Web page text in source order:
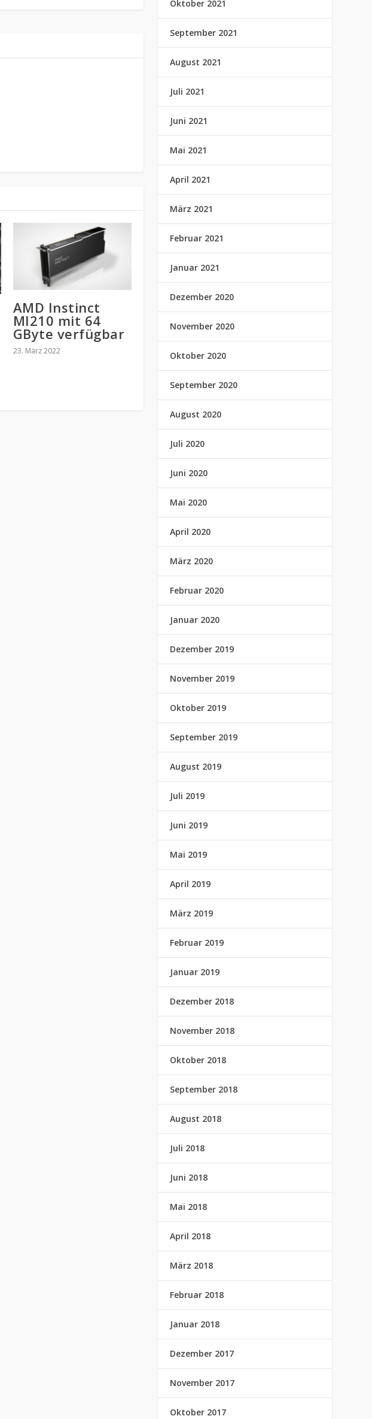
AMD Instinct
MI210 mit 64
GByte verfügbar
23. März 2022
Oktober 2021
September 2021
August 2021
Juli 2021
Juni 2021
Mai 2021
April 2021
März 2021
Februar 2021
Januar 2021
Dezember 2020
November 2020
Oktober 2020
September 2020
August 2020
Juli 2020
Juni 2020
Mai 2020
April 2020
März 2020
Februar 2020
Januar 2020
Dezember 2019
November 2019
Oktober 2019
September 2019
August 2019
Juli 2019
Juni 2019
Mai 2019
April 2019
März 2019
Februar 2019
Januar 2019
Dezember 2018
November 2018
Oktober 2018
September 2018
August 2018
Juli 2018
Juni 2018
Mai 2018
April 2018
März 2018
Februar 2018
Januar 2018
Dezember 2017
November 2017
Oktober 2017